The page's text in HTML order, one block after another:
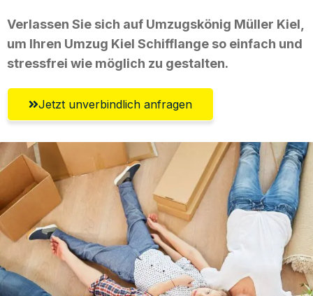
Verlassen Sie sich auf Umzugskönig Müller Kiel,
um Ihren Umzug Kiel Schifflange so einfach und
stressfrei wie möglich zu gestalten.
Jetzt unverbindlich anfragen